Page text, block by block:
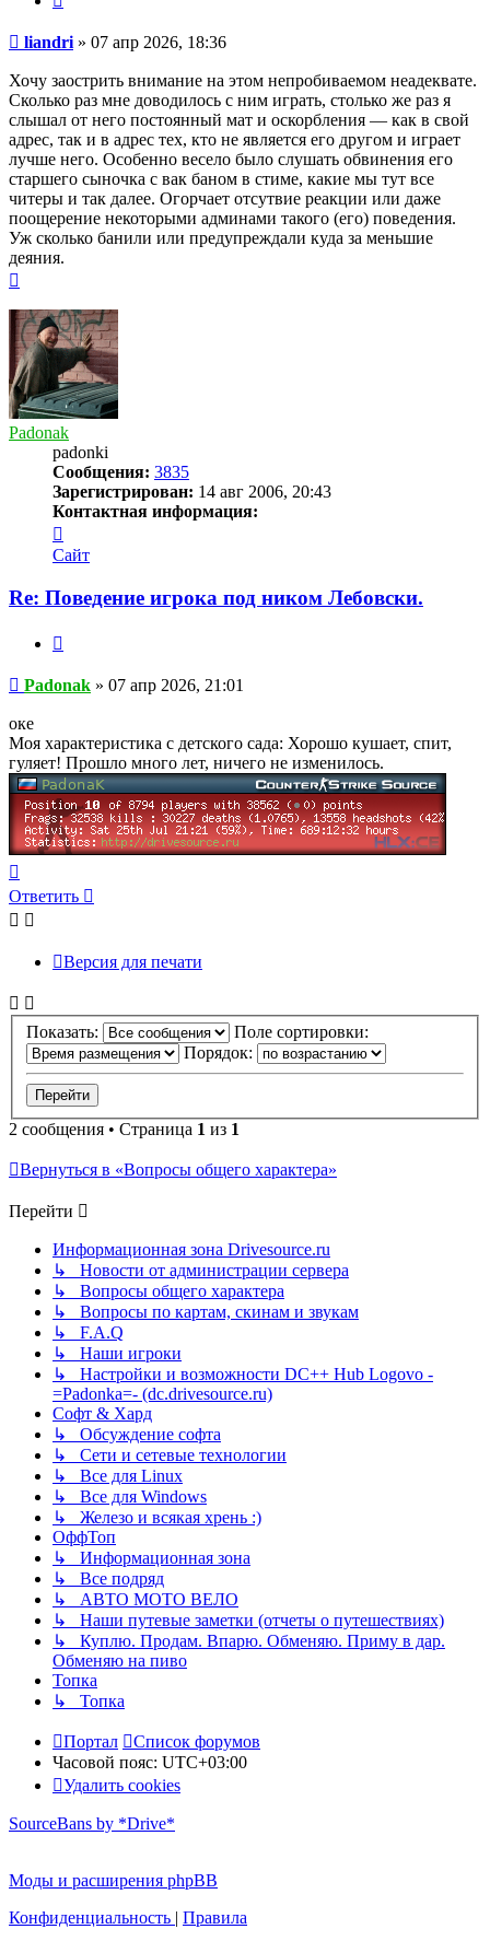
Сообщение
liandri » 07 апр 2026, 18:36
Хочу заострить внимание на этом непробиваемом неадеквате.
Сколько раз мне доводилось с ним играть, столько же раз я
слышал от него постоянный мат и оскорбления — как в свой
адрес, так и в адрес тех, кто не является его другом и играет
лучше него. Особенно весело было слушать обвинения его
старшего сыночка с вак баном в стиме, какие мы тут все
читеры и так далее. Огорчает отсутвие реакции или даже
поощерение некоторыми админами такого (его) поведения.
Уж сколько банили или предупреждали куда за меньшие
деяния.
началу
Padonak
padonki
Сообщения: 3835
Зарегистрирован: 14 авг 2006, 20:43
Контактная информация:
информация
пользователя
Сайт
Re: Поведение игрока под ником Лебовски.
Сообщение
Padonak » 07 апр 2026, 21:01
оке
Моя характеристика с детского сада: Хорошо кушает, спит,
гуляет! Прошло много лет, ничего не изменилось.
к
началу
Ответить
Версия для печати
Показать:
Поле сортировки:
Порядок:
2 сообщения • Страница 1 из 1
Вернуться в «Вопросы общего характера»
Перейти
Информационная зона Drivesource.ru
↳ Новости от администрации сервера
↳ Вопросы общего характера
↳ Вопросы по картам, скинам и звукам
↳ F.A.Q
↳ Наши игроки
↳ Настройки и возможности DC++ Hub Logovo -
=Padonka=- (dc.drivesource.ru)
Софт & Хард
↳ Обсуждение софта
↳ Сети и сетевые технологии
↳ Все для Linux
↳ Все для Windows
↳ Железо и всякая хрень :)
ОффТоп
↳ Информационная зона
↳ Все подряд
↳ АВТО МОТО ВЕЛО
↳ Наши путевые заметки (отчеты о путешествиях)
↳ Куплю. Продам. Впарю. Обменяю. Приму в дар.
Обменяю на пиво
Топка
↳ Топка
Портал
Список форумов
Часовой пояс: UTC+03:00
Удалить cookies
SourceBans by *Drive*
Моды и расширения phpBB
Конфиденциальность | Правила